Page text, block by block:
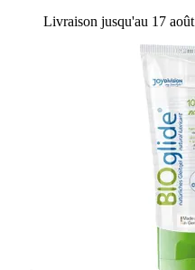
Livraison jusqu'au 17 août